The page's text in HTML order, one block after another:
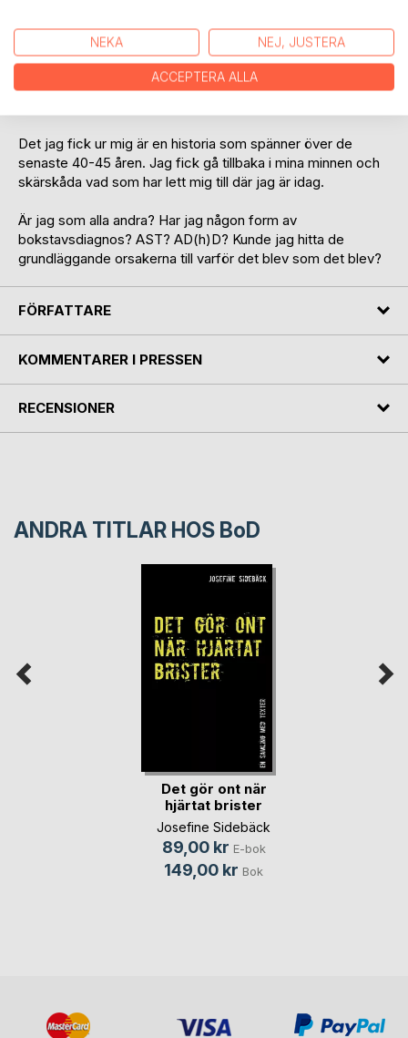
utmattningen.
Jag fick ta till den enda metoden jag hade för att försöka
komma tillrätta med mitt liv och min stress. Jag var tvungen
Det jag fick ur mig är en historia som spänner över de
senaste 40-45 åren. Jag fick gå tillbaka i mina minnen och
skärskåda vad som har lett mig till där jag är idag.
Är jag som alla andra? Har jag någon form av
bokstavsdiagnos? AST? AD(h)D? Kunde jag hitta de
grundläggande orsakerna till varför det blev som det blev?
FÖRFATTARE
KOMMENTARER I PRESSEN
RECENSIONER
ANDRA TITLAR HOS BoD
Det gör ont när
hjärtat brister
Josefine Sidebäck
89,00 kr E-bok
149,00 kr Bok
NEKA NEJ, JUSTERA
ACCEPTERA ALLA